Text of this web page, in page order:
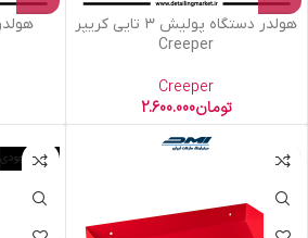
هولدر دستگاه پولیش ۳ تایی کریپر
Creeper
Creeper
تومان2.600.000
اتمام موجودی